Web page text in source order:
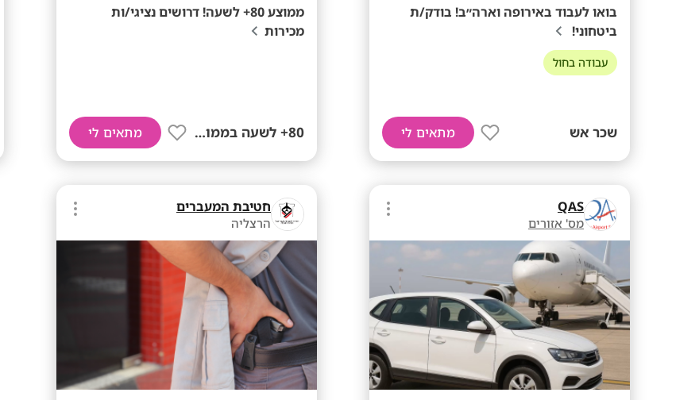
בואו לעבוד באירופה וארה״ב! בודק/ת
ביטחוני!
עבודה בחול
שכר אש מתאים לי
ממוצע 80+ לשעה! דרושים נציגי/ות
מכירות
80+ לשעה בממוצע מתאים לי
QAS
מס' אזורים
חטיבת המעברים
הרצליה